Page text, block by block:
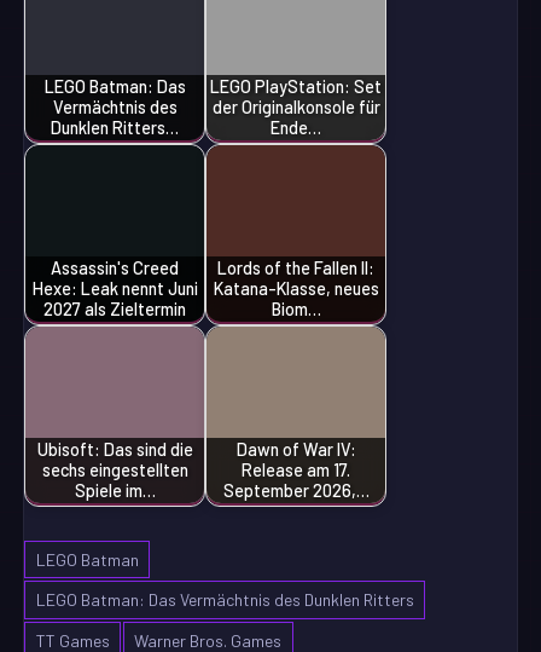
LEGO Batman: Das
Vermächtnis des
Dunklen Ritters…
LEGO PlayStation: Set
der Originalkonsole für
Ende…
Assassin's Creed
Hexe: Leak nennt Juni
2027 als Zieltermin
Lords of the Fallen II:
Katana-Klasse, neues
Biom…
Ubisoft: Das sind die
sechs eingestellten
Spiele im…
Dawn of War IV:
Release am 17.
September 2026,…
LEGO Batman
LEGO Batman: Das Vermächtnis des Dunklen Ritters
TT Games
Warner Bros. Games